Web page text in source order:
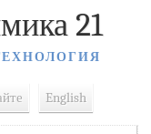
21
English